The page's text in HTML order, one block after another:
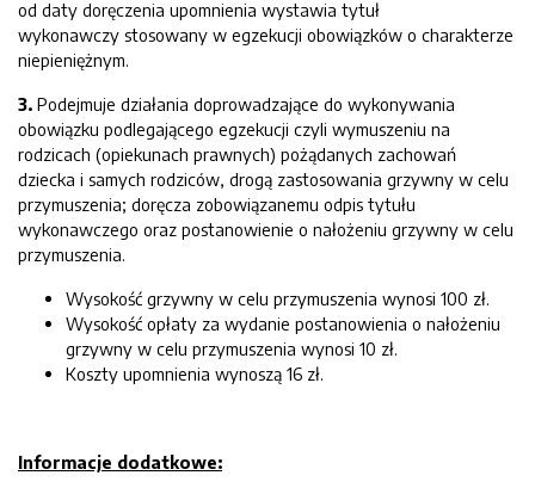
od daty doręczenia upomnienia wystawia tytuł
wykonawczy stosowany w egzekucji obowiązków o charakterze
niepieniężnym.
3. Podejmuje działania doprowadzające do wykonywania
obowiązku podlegającego egzekucji czyli wymuszeniu na
rodzicach (opiekunach prawnych) pożądanych zachowań
dziecka i samych rodziców, drogą zastosowania grzywny w celu
przymuszenia; doręcza zobowiązanemu odpis tytułu
wykonawczego oraz postanowienie o nałożeniu grzywny w celu
przymuszenia.
Wysokość grzywny w celu przymuszenia wynosi 100 zł.
Wysokość opłaty za wydanie postanowienia o nałożeniu
grzywny w celu przymuszenia wynosi 10 zł.
Koszty upomnienia wynoszą 16 zł.
Informacje dodatkowe: